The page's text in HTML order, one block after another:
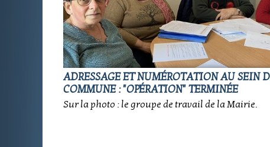
ADRESSAGE ET NUMÉROTATION AU SEIN
COMMUNE : "OPÉRATION" TERMINÉE
Sur la photo : le groupe de travail de la Mairie.